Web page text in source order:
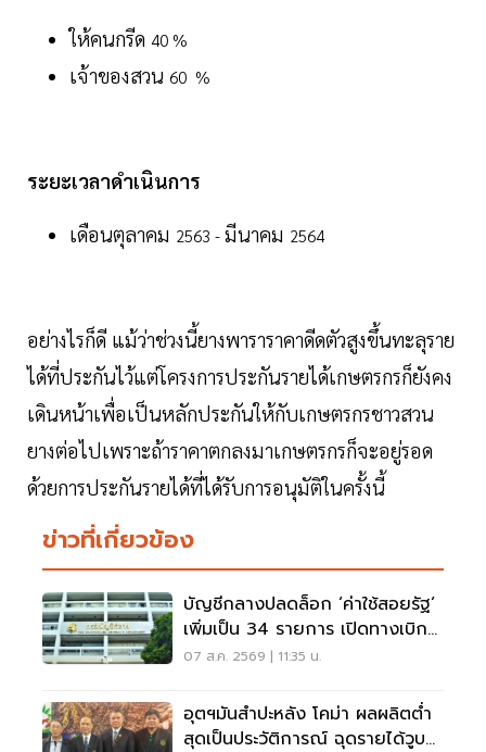
ให้คนกรีด 40 %
เจ้าของสวน 60 %
ระยะเวลาดำเนินการ
เดือนตุลาคม 2563 - มีนาคม 2564
อย่างไรก็ดี แม้ว่าช่วงนี้ยางพาราราคาดีดตัวสูงขึ้นทะลุราย
ได้ที่ประกันไว้แต่โครงการประกันรายได้เกษตรกรก็ยังคง
เดินหน้าเพื่อเป็นหลักประกันให้กับเกษตรกรชาวสวน
ยางต่อไปเพราะถ้าราคาตกลงมาเกษตรกรก็จะอยู่รอด
ด้วยการประกันรายได้ที่ได้รับการอนุมัติในครั้งนี้
ข่าวที่เกี่ยวข้อง
บัญชีกลางปลดล็อก ‘ค่าใช้สอยรัฐ‘
เพิ่มเป็น 34 รายการ เปิดทางเบิก
ค่าซอฟต์แวร์
07 ส.ค. 2569 | 11:35 น.
อุตฯมันสำปะหลัง โคม่า ผลผลิตต่ำ
สุดเป็นประวัติการณ์ ฉุดรายได้วูบ